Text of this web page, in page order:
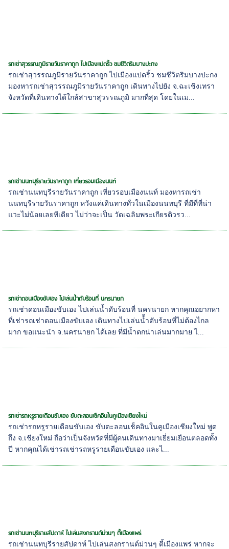
รถเช่าสุวรรณภูมิรายวันราคาถูก ไปเมืองแปดริ้ว ชมชีวิตริมบางปะกง
รถเช่าสุวรรณภูมิรายวันราคาถูก ไปเมืองแปดริ้ว ชมชีวิตริมบางปะกง
มองหารถเช่าสุวรรณภูมิรายวันราคาถูก เดินทางไปยัง จ.ฉะเชิงเทรา
จังหวัดที่เดินทางได้ใกล้สาขาสุวรรณภูมิ มากที่สุด โดยในเม...
รถเช่านนทบุรีรายวันราคาถูก เที่ยวรอบเมืองนนท์
รถเช่านนทบุรีรายวันราคาถูก เที่ยวรอบเมืองนนท์ มองหารถเช่า
นนทบุรีรายวันราคาถูก หวังแค่เดินทางทั่วในเมืองนนทบุรี ที่มีที่ที่น่า
แวะไม่น้อยเลยทีเดียว ไม่ว่าจะเป็น วัดเฉลิมพระเกียรติวรว...
รถเช่าดอนเมืองขับเอง ไปเล่นน้ำดับร้อนที่ นครนายก
รถเช่าดอนเมืองขับเอง ไปเล่นน้ำดับร้อนที่ นครนายก หากคุณอยากหา
ที่เช่ารถเช่าดอนเมืองขับเอง เดินทางไปเล่นน้้ำดับร้อนที่ไม่ต้องไกล
มาก ขอแนะนำ จ.นครนายก ได้เลย ที่มีน้ำตกน่าเล่นมากมาย ไ...
รถเช่ารถหรูรายเดือนขับเอง ขับตะลอนเช็คอินในคูเมืองเชียงใหม่
รถเช่ารถหรูรายเดือนขับเอง ขับตะลอนเช็คอินในคูเมืองเชียงใหม่ พูด
ถึง จ.เชียงใหม่ ถือว่าเป็นจังหวัดที่มีผู้คนเดินทางมาเยี่ยมเยือนตลอดทั้ง
ปี หากคุณได้เช่ารถเช่ารถหรูรายเดือนขับเอง และไ...
รถเช่านนทบุรีรายสัปดาห์ ไปเล่นสงกรานต์ม่วนๆ ตี้เมืองแพร่
รถเช่านนทบุรีรายสัปดาห์ ไปเล่นสงกรานต์ม่วนๆ ตี้เมืองแพร่ หากจะ